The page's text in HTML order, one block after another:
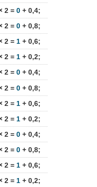
2 = 0 + 0,4;
2 = 0 + 0,8;
2 = 1 + 0,6;
2 = 1 + 0,2;
2 = 0 + 0,4;
2 = 0 + 0,8;
2 = 1 + 0,6;
2 = 1 + 0,2;
2 = 0 + 0,4;
2 = 0 + 0,8;
2 = 1 + 0,6;
2 = 1 + 0,2;